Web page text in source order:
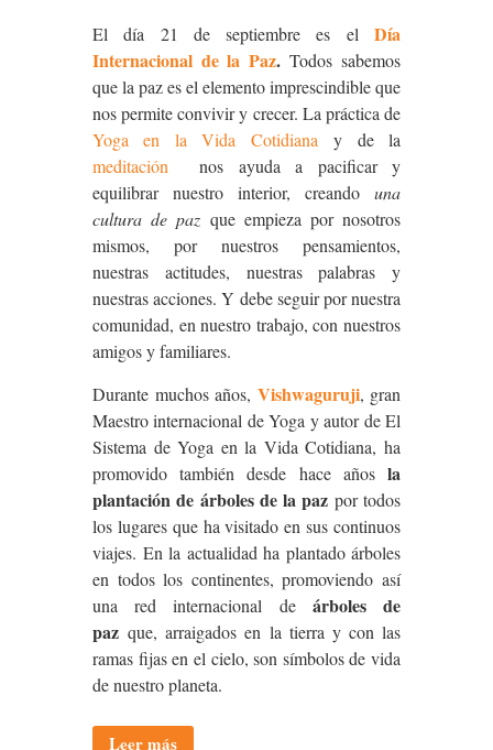
El día 21 de septiembre es el Día
Internacional de la Paz.Todos sabemos
que la paz es el elemento imprescindible que
nos permite convivir y crecer. La práctica de
Yoga en la Vida Cotidianay de la
meditación nos ayuda a pacificar y
equilibrar nuestro interior, creando una
cultura de paz que empieza por nosotros
mismos, por nuestros pensamientos,
nuestras actitudes, nuestras palabras y
nuestras acciones. Y debe seguir por nuestra
comunidad, en nuestro trabajo, con nuestros
amigos y familiares.
Durante muchos años, Vishwaguruji, gran
Maestro internacional de Yoga y autor de El
Sistema de Yoga en la Vida Cotidiana, ha
promovido también desde hace años la
plantación de árboles de la paz por todos
los lugares que ha visitado en sus continuos
viajes. En la actualidad ha plantado árboles
en todos los continentes, promoviendo así
una red internacional de árboles de
paz que, arraigados en la tierra y con las
ramas fijas en el cielo, son símbolos de vida
de nuestro planeta.
Leer más